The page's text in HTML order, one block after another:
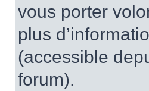
vous porter
plus
(accessible
forum).